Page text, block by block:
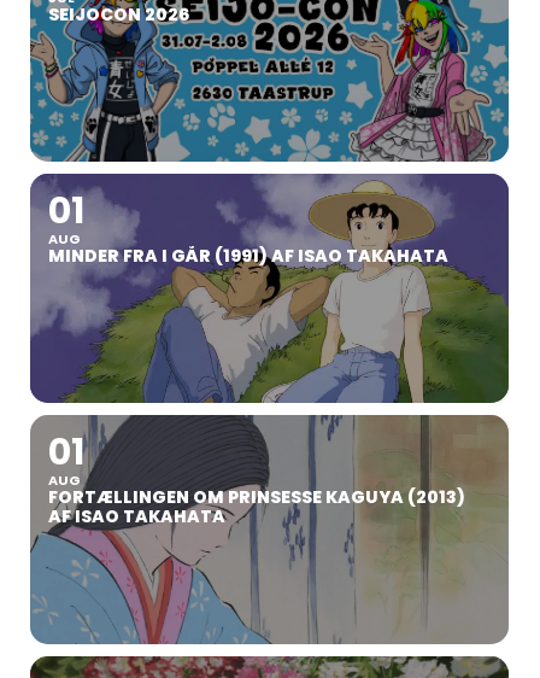
SEIJOCON 2026
01
AUG
MINDER FRA I GÅR (1991) AF ISAO TAKAHATA
01
AUG
FORTÆLLINGEN OM PRINSESSE KAGUYA (2013)
AF ISAO TAKAHATA